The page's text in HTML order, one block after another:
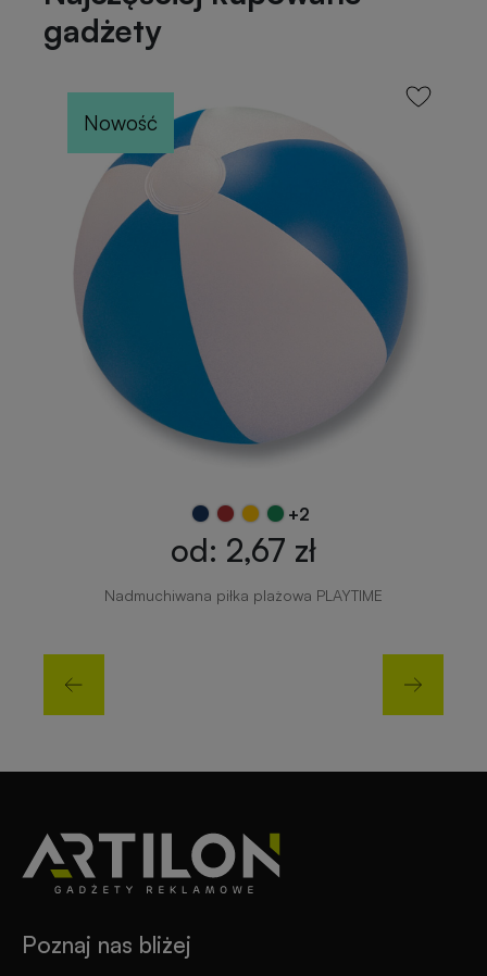
gadżety
Nowość
+2
od: 2,67 zł
Nadmuchiwana piłka plażowa PLAYTIME
Poznaj nas bliżej